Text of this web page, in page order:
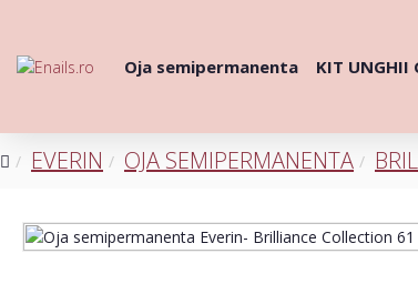
Oja semipermanenta KIT UNGHII
EVERIN OJA SEMIPERMANENTA